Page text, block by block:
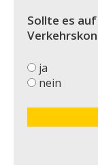
Sollte es
ja
nein